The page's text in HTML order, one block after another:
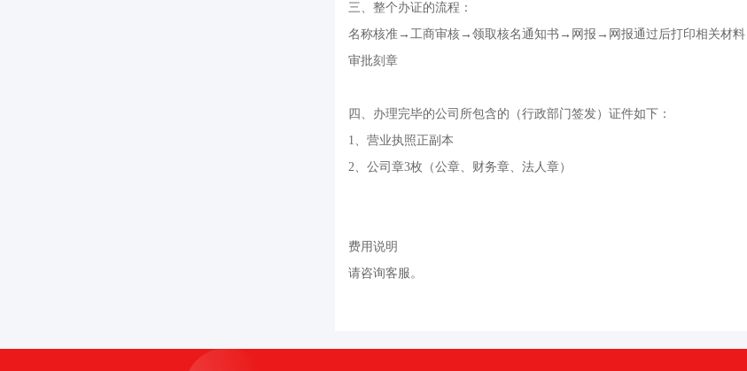
三、整个办证的流程：
名称核准→工商审核→领取核名通知书→网报→网报通过后打印相关材
审批刻章
四、办理完毕的公司所包含的（行政部门签发）证件如下：
1、营业执照正副本
2、公司章3枚（公章、财务章、法人章）
费用说明
请咨询客服。